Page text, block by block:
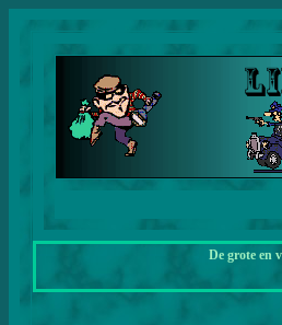
De grote en